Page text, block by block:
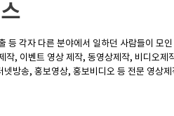
등 각자 다른 분야에서 일하던 사람들이 모
작, 이벤트 영상 제작, 동영상제작, 비디오
방송, 홍보영상, 홍보비디오 등 전문 영상제